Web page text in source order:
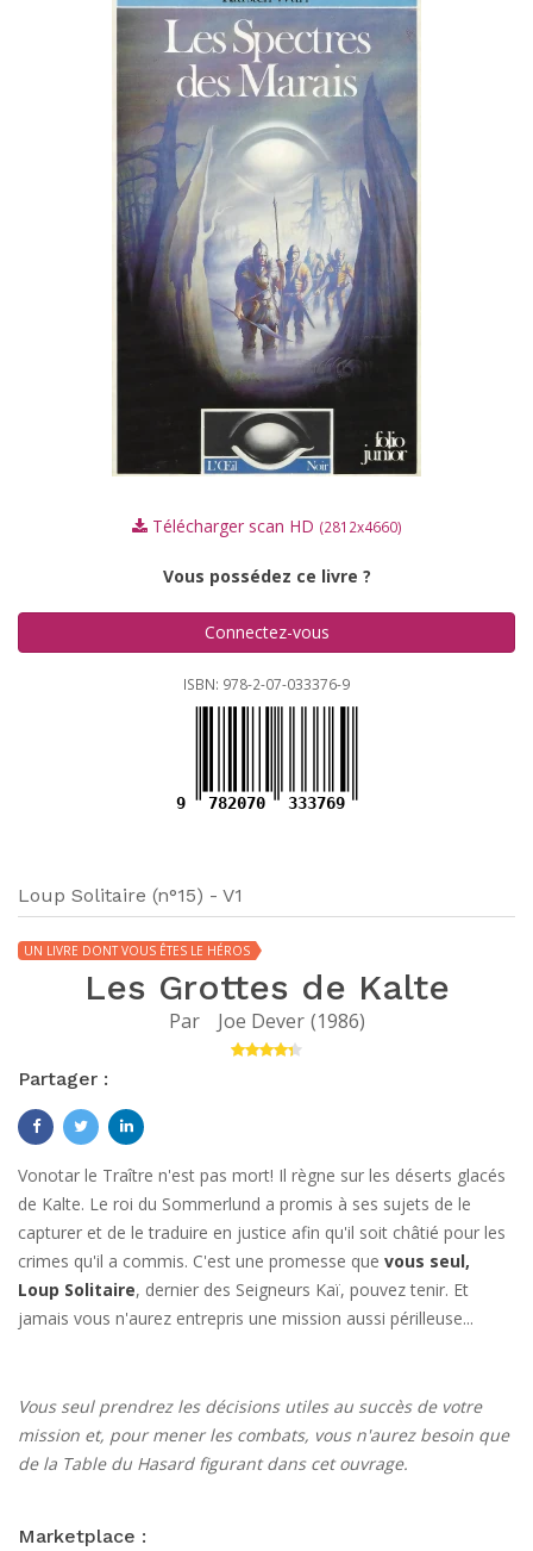
Télécharger scan HD (2812x4660)
Vous possédez ce livre ?
Connectez-vous
ISBN: 978-2-07-033376-9
9 782070 333769
Loup Solitaire (n°15) - V1
UN LIVRE DONT VOUS ÊTES LE HÉROS
Les Grottes de Kalte
Par Joe Dever (1986)
Partager :
Vonotar le Traître n'est pas mort! Il règne sur les déserts glacés
de Kalte. Le roi du Sommerlund a promis à ses sujets de le
capturer et de le traduire en justice afin qu'il soit châtié pour les
crimes qu'il a commis. C'est une promesse que vous seul,
Loup Solitaire, dernier des Seigneurs Kaï, pouvez tenir. Et
jamais vous n'aurez entrepris une mission aussi périlleuse...
Vous seul prendrez les décisions utiles au succès de votre
mission et, pour mener les combats, vous n'aurez besoin que
de la Table du Hasard figurant dans cet ouvrage.
Marketplace :